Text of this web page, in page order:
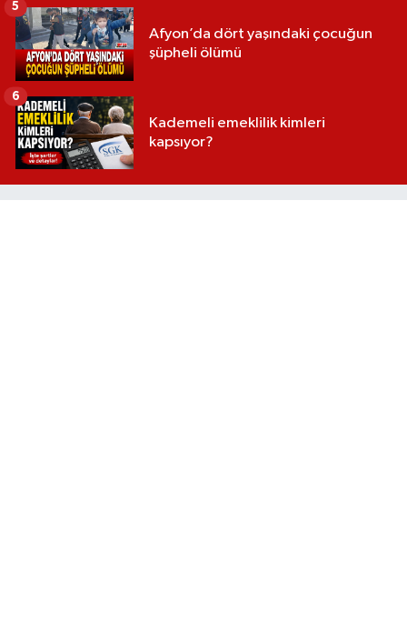
Afyon’da dört yaşındaki çocuğun
şüpheli ölümü
5
Kademeli emeklilik kimleri
kapsıyor?
6